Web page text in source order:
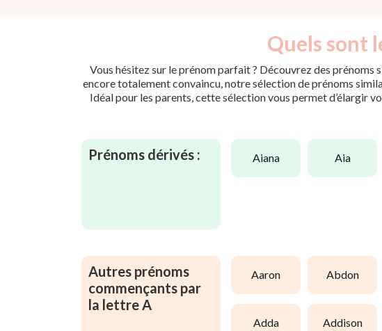
Quels sont
Vous hésitez sur le prénom parfait ? Découvrez des prénoms
encore totalement convaincu, notre sélection de prénoms
Idéal pour les parents, cette sélection vous permet d’élargir
Prénoms dérivés : aiana aia
Autres prénoms
commençants par
la lettre A
aaron abdon
adda addison